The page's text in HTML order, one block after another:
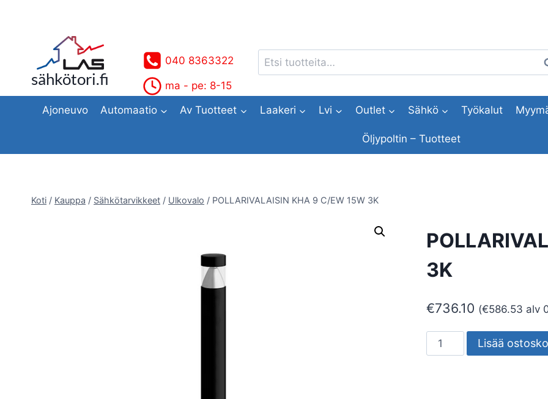
sähkötori.fi
040 8363322
ma - pe: 8-15
Etsi:
Ajoneuvo Automaatio Av Tuotteet Laakeri Lvi Outlet Sähkö Työkalut
Öljypoltin – Tuotteet
Koti / Kauppa / Sähkötarvikkeet / Ulkovalo / POLLARIVALAISIN KHA 9 C/EW 15W 3K
3K
€736.10 (€586.53 alv
POLLARIVALAISIN
KHA
Lisää